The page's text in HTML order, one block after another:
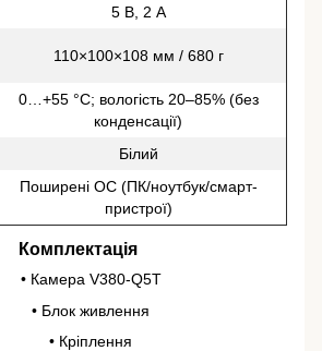
5 В, 2 А
110×100×108 мм / 680 г
0…+55 °C; вологість 20–85% (без
конденсації)
Білий
Поширені ОС (ПК/ноутбук/смарт-
пристрої)
Комплектація
• Камера V380-Q5T
• Блок живлення
• Кріплення